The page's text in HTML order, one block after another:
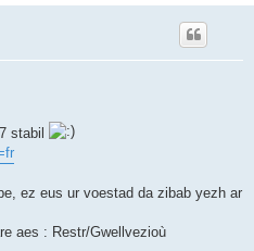
stabil
ez eus ur voestad da zibab yezh ar
aes : Restr/Gwellvezioù